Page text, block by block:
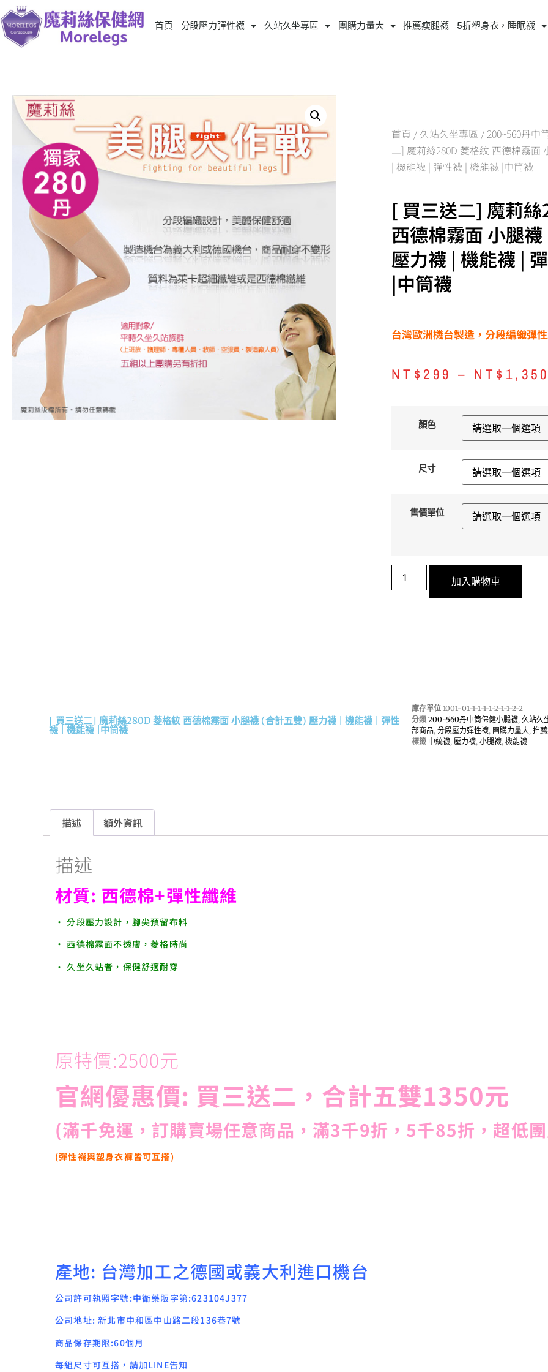
首頁 分段壓力彈性襪 久站久坐專區 團購力量大 推薦瘦腿襪 5折塑身衣，睡眠襪
首頁 / 久站久坐專區 / 200~560丹中
二] 魔莉絲280D 菱格紋 西德棉霧面
| 機能襪 | 彈性襪 | 機能襪 |中筒襪
[ 買三送二] 魔莉
西德棉霧面 小腿
壓力襪 | 機能襪 |
|中筒襪
台灣歐洲機台製造，分段編織彈
NT$299 – NT$
顏色
尺寸
售價單位
加入購物車
[ 買三送二] 魔莉絲280D 菱格紋 西德棉霧面 小腿襪 (合計五雙) 壓力襪 | 機能襪 | 彈性
襪 | 機能襪 |中筒襪
庫存單位1001-01-1-1-1-1-2-1-1-2-2
分類 200~560丹中筒保健小腿襪,久站久
部商品,分段壓力彈性襪, 團購力量大,推
標籤 中統襪,壓力襪,小腿襪,機能襪
描述 額外資訊
描述
材質: 西德棉+彈性纖維
• 分段壓力設計，腳尖預留布料
• 西德棉霧面不透膚，菱格時尚
• 久坐久站者，保健舒適耐穿
原特價:2500元
官網優惠價: 買三送二，合計五雙1350元
(滿千免運，訂購賣場任意商品，滿3千9折，5千85折，超低
(彈性襪與塑身衣褲皆可互搭)
產地: 台灣加工之德國或義大利進口機台
公司許可執照字號:中衛藥販字第:623104J377
公司地址: 新北市中和區中山路二段136巷7號
商品保存期限:60個月
每組尺寸可互搭，請加LINE告知